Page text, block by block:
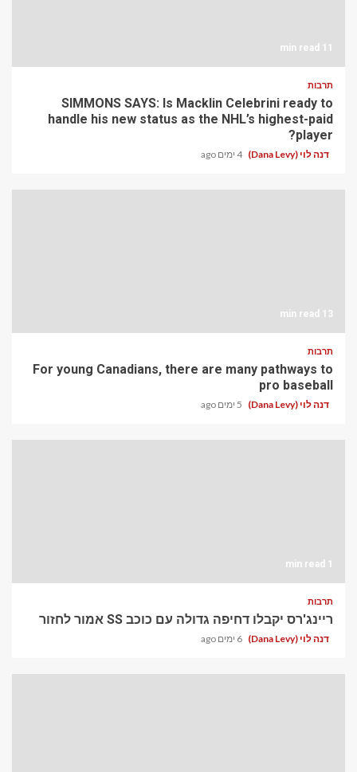
11 min read
תרבות
SIMMONS SAYS: Is Macklin Celebrini ready to
handle his new status as the NHL’s highest-paid
player?
דנה לוי (Dana Levy) 4 ימים ago
13 min read
תרבות
For young Canadians, there are many pathways to
pro baseball
דנה לוי (Dana Levy) 5 ימים ago
1 min read
תרבות
ריינג'רס יקבלו דחיפה גדולה עם כוכב SS אמור לחזור
דנה לוי (Dana Levy) 6 ימים ago